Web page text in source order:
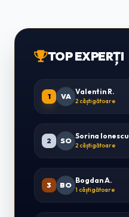
TOP EXPERȚI
1 VA Valentin R.
2 câștigătoare
2 SO Sorina Ionescu
2 câștigătoare
3 BO Bogdan A.
1 câștigătoare